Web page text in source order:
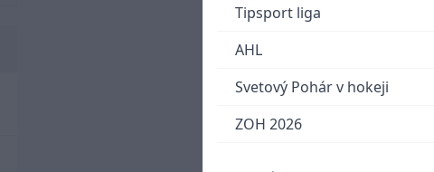
Tipsport liga
AHL
Svetový Pohár v hokeji
ZOH 2026